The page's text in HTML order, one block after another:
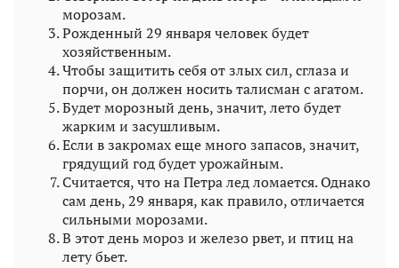
морозам.
Рожденный 29 января человек будет
хозяйственным.
Чтобы защитить себя от злых сил, сглаза и
порчи, он должен носить талисман с агатом.
Будет морозный день, значит, лето будет
жарким и засушливым.
Если в закромах еще много запасов, значит,
грядущий год будет урожайным.
Считается, что на Петра лед ломается. Однако
сам день, 29 января, как правило, отличается
сильными морозами.
В этот день мороз и железо рвет, и птиц на
лету бьет.